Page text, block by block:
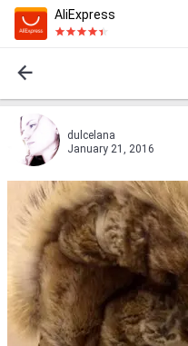
AliExpress
dulcelana
January 21, 2016